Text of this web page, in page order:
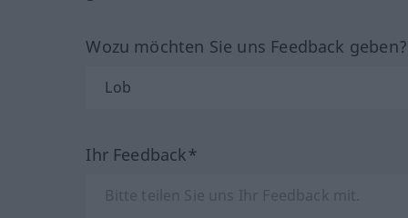
Wozu möchten Sie uns Feedback
Ihr Feedback*